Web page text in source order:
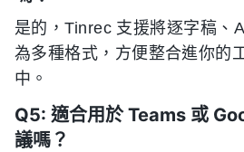
是的，Tinrec 支援將逐字稿、
為多種格式，方便整合進你的
中。
Q5: 適合用於 Teams 或
議嗎？